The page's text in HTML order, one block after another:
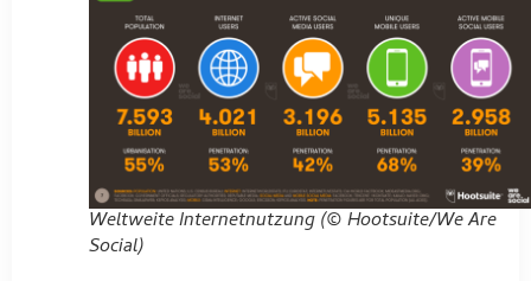
Weltweite Internetnutzung (© Hootsuite/We Are
Social)